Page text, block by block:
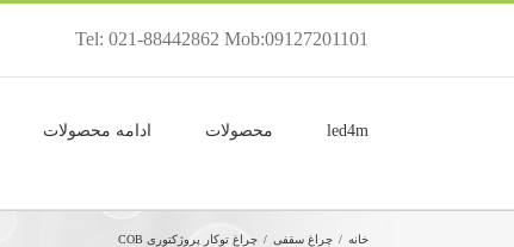
Tel: 021-88442862 Mob:09127201101
led4m محصولات ادامه محصولات
خانه / چراغ سقفی / چراغ توکار پروژکتوری COB